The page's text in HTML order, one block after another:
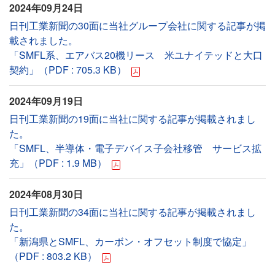
2024年09月24日
日刊工業新聞の30面に当社グループ会社に関する記事が掲
載されました。
「SMFL系、エアバス20機リース 米ユナイテッドと大口
契約」（PDF : 705.3 KB）
2024年09月19日
日刊工業新聞の19面に当社に関する記事が掲載されまし
た。
「SMFL、半導体・電子デバイス子会社移管 サービス拡
充」（PDF : 1.9 MB）
2024年08月30日
日刊工業新聞の34面に当社に関する記事が掲載されまし
た。
「新潟県とSMFL、カーボン・オフセット制度で協定」
（PDF : 803.2 KB）